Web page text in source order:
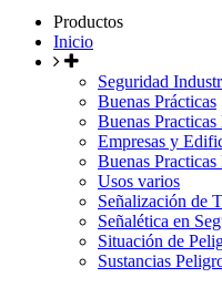
Productos
Inicio
Seguridad
Buenas Prácticas
Buenas
Empresas y
Buenas Practicas
Usos varios
Señalización de
Señalética en
Situación de
Sustancias